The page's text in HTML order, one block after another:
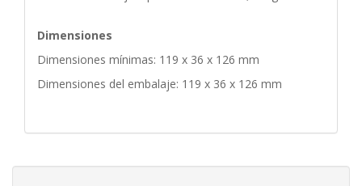
Dimensiones
Dimensiones mínimas: 119 x 36 x 126 mm
Dimensiones del embalaje: 119 x 36 x 126 mm